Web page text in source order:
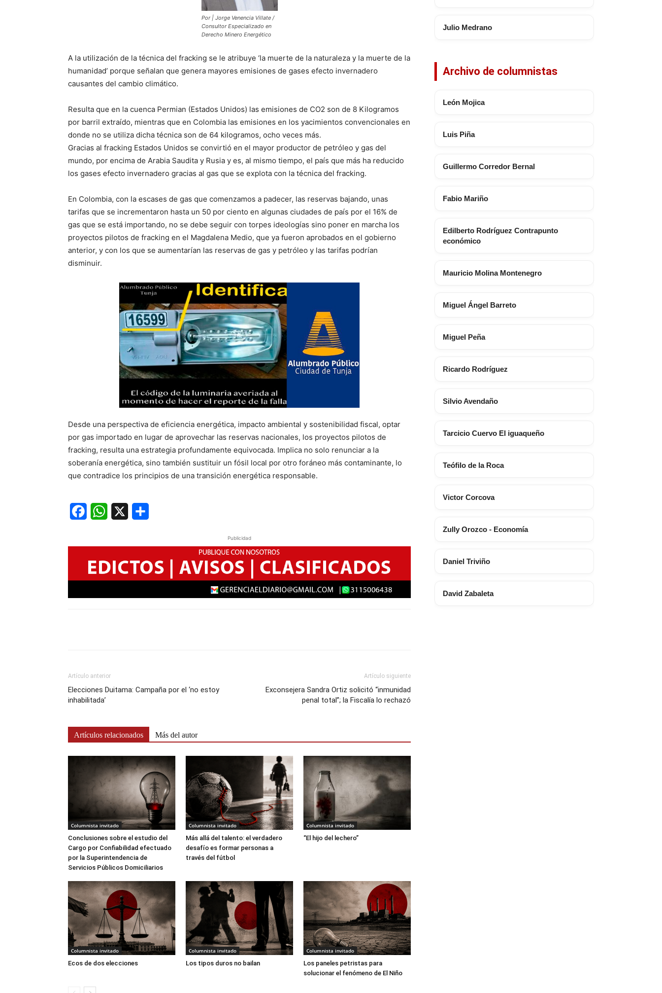
Por | Jorge Venencia Villate /
Consultor Especializado en
Derecho Minero Energético
A la utilización de la técnica del fracking se le atribuye ‘la muerte de la naturaleza y la muerte de la
humanidad’ porque señalan que genera mayores emisiones de gases efecto invernadero
causantes del cambio climático.
Resulta que en la cuenca Permian (Estados Unidos) las emisiones de CO2 son de 8 Kilogramos
por barril extraído, mientras que en Colombia las emisiones en los yacimientos convencionales en
donde no se utiliza dicha técnica son de 64 kilogramos, ocho veces más.
Gracias al fracking Estados Unidos se convirtió en el mayor productor de petróleo y gas del
mundo, por encima de Arabia Saudita y Rusia y es, al mismo tiempo, el país que más ha reducido
los gases efecto invernadero gracias al gas que se explota con la técnica del fracking.
En Colombia, con la escases de gas que comenzamos a padecer, las reservas bajando, unas
tarifas que se incrementaron hasta un 50 por ciento en algunas ciudades de país por el 16% de
gas que se está importando, no se debe seguir con torpes ideologías sino poner en marcha los
proyectos pilotos de fracking en el Magdalena Medio, que ya fueron aprobados en el gobierno
anterior, y con los que se aumentarían las reservas de gas y petróleo y las tarifas podrían
disminuir.
Desde una perspectiva de eficiencia energética, impacto ambiental y sostenibilidad fiscal, optar
por gas importado en lugar de aprovechar las reservas nacionales, los proyectos pilotos de
fracking, resulta una estrategia profundamente equivocada. Implica no solo renunciar a la
soberanía energética, sino también sustituir un fósil local por otro foráneo más contaminante, lo
que contradice los principios de una transición energética responsable.
FacebookWhatsApp
Publicidad
Artículo anterior
Elecciones Duitama: Campaña por el ‘no estoy
inhabilitada’
Artículo siguiente
Exconsejera Sandra Ortiz solicitó “inmunidad
penal total”; la Fiscalía lo rechazó
Artículos relacionados Más del autor
Columnista invitado
Conclusiones sobre el estudio del
Cargo por Confiabilidad efectuado
por la Superintendencia de
Servicios Públicos Domiciliarios
Columnista invitado
Más allá del talento: el verdadero
desafío es formar personas a
través del fútbol
Columnista invitado
“El hijo del lechero”
Columnista invitado
Ecos de dos elecciones
Columnista invitado
Los tipos duros no bailan
Columnista invitado
Los paneles petristas para
solucionar el fenómeno de El Niño
Julio Medrano
Archivo de columnistas
León Mojica
Luis Piña
Guillermo Corredor Bernal
Fabio Mariño
Edilberto Rodríguez Contrapunto
económico
Mauricio Molina Montenegro
Miguel Ángel Barreto
Miguel Peña
Ricardo Rodríguez
Silvio Avendaño
Tarcicio Cuervo El iguaqueño
Teófilo de la Roca
Victor Corcova
Zully Orozco - Economía
Daniel Triviño
David Zabaleta